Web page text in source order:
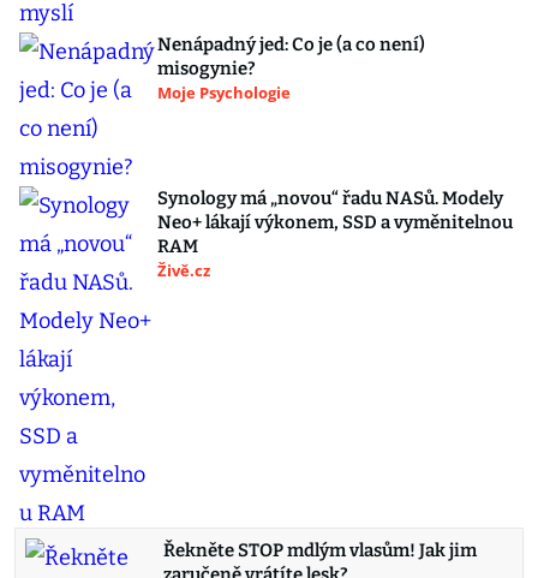
Nenápadný jed: Co je (a co není)
misogynie?
Moje Psychologie
Synology má „novou“ řadu NASů. Modely
Neo+ lákají výkonem, SSD a vyměnitelnou
RAM
Živě.cz
Řekněte STOP mdlým vlasům! Jak jim